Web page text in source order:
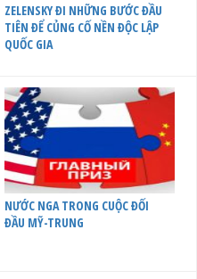
ZELENSKY ĐI NHỮNG BƯỚC ĐẦU
TIÊN ĐỂ CỦNG CỐ NỀN ĐỘC LẬP
QUỐC GIA
NƯỚC NGA TRONG CUỘC ĐỐI
ĐẦU MỸ-TRUNG